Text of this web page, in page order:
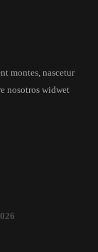
montes, nascetur
nosotros widwet